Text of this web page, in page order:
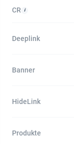
CR
Deeplink
Banner
HideLink
Produkte